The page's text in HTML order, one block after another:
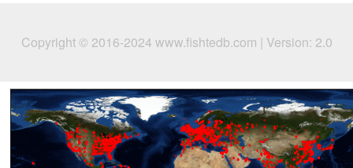
Copyright © 2016-2024 www.fishtedb.com | Version: 2.0